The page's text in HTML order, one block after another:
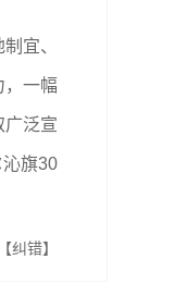
宜、
，一幅
广泛宣
旗30
【纠错】